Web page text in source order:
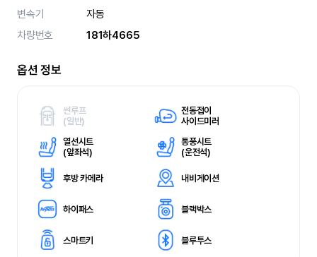
변속기
자동
차량번호
181하4665
옵션 정보
썬루프
(일반)
전동접이
사이드미러
열선시트
(앞좌석)
통풍시트
(운전석)
후방 카메라 내비게이션
하이패스 블랙박스
스마트키 블루투스